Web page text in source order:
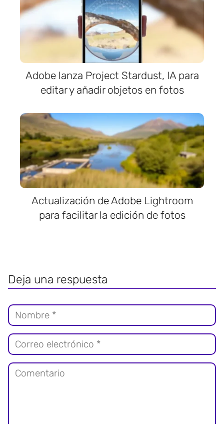
Adobe lanza Project Stardust, IA para
editar y añadir objetos en fotos
Actualización de Adobe Lightroom
para facilitar la edición de fotos
Deja una respuesta